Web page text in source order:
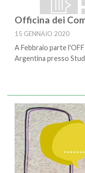
Officina dei
15 GENNAIO 2020
A Febbraio parte
Argentina presso